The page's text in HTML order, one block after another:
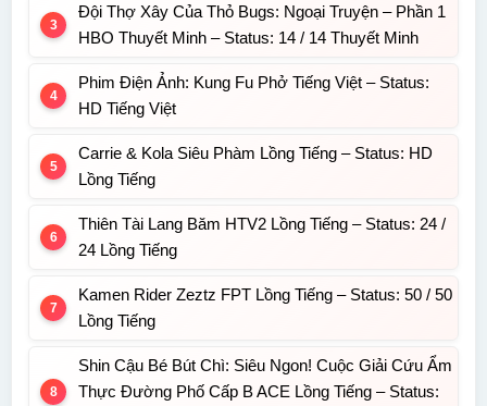
Đội Thợ Xây Của Thỏ Bugs: Ngoại Truyện – Phần 1
HBO Thuyết Minh – Status: 14 / 14 Thuyết Minh
Phim Điện Ảnh: Kung Fu Phở Tiếng Việt – Status:
HD Tiếng Việt
Carrie & Kola Siêu Phàm Lồng Tiếng – Status: HD
Lồng Tiếng
Thiên Tài Lang Băm HTV2 Lồng Tiếng – Status: 24 /
24 Lồng Tiếng
Kamen Rider Zeztz FPT Lồng Tiếng – Status: 50 / 50
Lồng Tiếng
Shin Cậu Bé Bút Chì: Siêu Ngon! Cuộc Giải Cứu Ẩm
Thực Đường Phố Cấp B ACE Lồng Tiếng – Status: